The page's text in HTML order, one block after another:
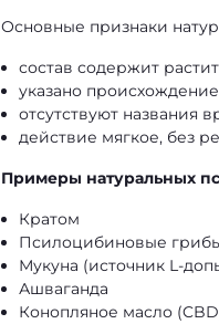
Основные признаки
состав содержит
указано
отсутствуют названия
действие мягкое, без
Примеры натуральных
Кратом
Псилоцибиновые
Мукуна (источник L-
Ашваганда
Конопляное масло